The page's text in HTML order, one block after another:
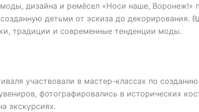
дизайна и ремёсел «Носи наше, Воронеж!»
детьми от эскиза до декорирования.
традиции и современные тенденции моды.
участвовали в мастер-классах по
фотографировались в исторических
экскурсиях.